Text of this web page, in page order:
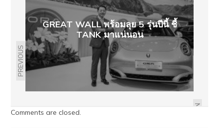
PREVIOUS
GREAT WALL พร้อมลุย 5 รุ่นปีนี้ ชี้
TANK มาแน่นอน
NEXT
BYD ATTO 3 ขับมาแล้ว 135,000 ก.ม.​
Comments are closed.